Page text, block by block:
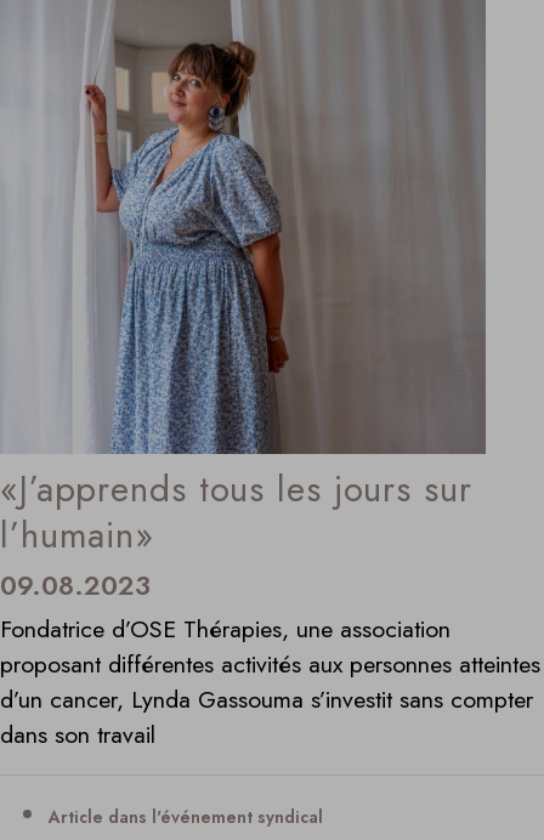
«J’apprends tous les jours sur
l’humain»
09.08.2023
Fondatrice d’OSE Thérapies, une association
proposant différentes activités aux personnes atteintes
d’un cancer, Lynda Gassouma s’investit sans compter
dans son travail
Article dans l'événement syndical